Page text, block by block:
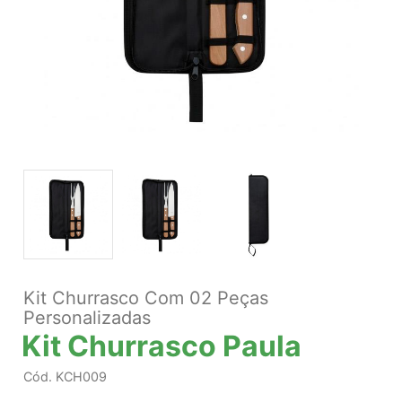
Kit Churrasco Com 02 Peças
Personalizadas
Kit Churrasco Paula
Cód. KCH009